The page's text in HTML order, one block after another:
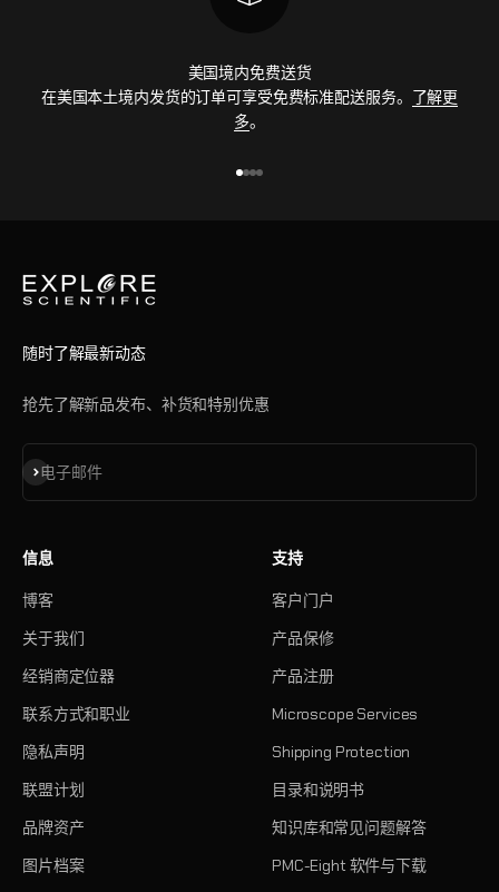
美国境内免费送货
在美国本土境内发货的订单可享受免费标准配送服务。 了解更
多。
随时了解最新动态
抢先了解新品发布、补货和特别优惠
电子邮件
订阅
信息
博客
关于我们
经销商定位器
联系方式和职业
隐私声明
联盟计划
品牌资产
图片档案
支持
客户门户
产品保修
产品注册
Microscope Services
Shipping Protection
目录和说明书
知识库和常见问题解答
PMC-Eight 软件与下载